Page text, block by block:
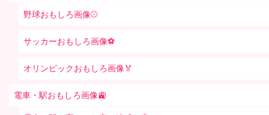
野球おもしろ画像⚾
サッカーおもしろ画像⚽️
オリンピックおもしろ画像🏅
電車・駅おもしろ画像🚉